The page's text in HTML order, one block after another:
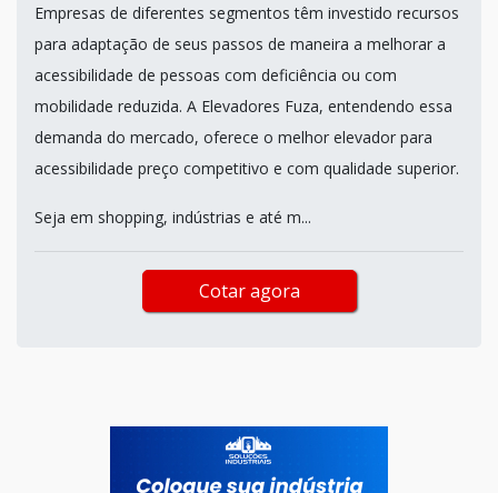
Empresas de diferentes segmentos têm investido recursos
para adaptação de seus passos de maneira a melhorar a
acessibilidade de pessoas com deficiência ou com
mobilidade reduzida. A Elevadores Fuza, entendendo essa
demanda do mercado, oferece o melhor elevador para
acessibilidade preço competitivo e com qualidade superior.
Seja em shopping, indústrias e até m...
Cotar agora